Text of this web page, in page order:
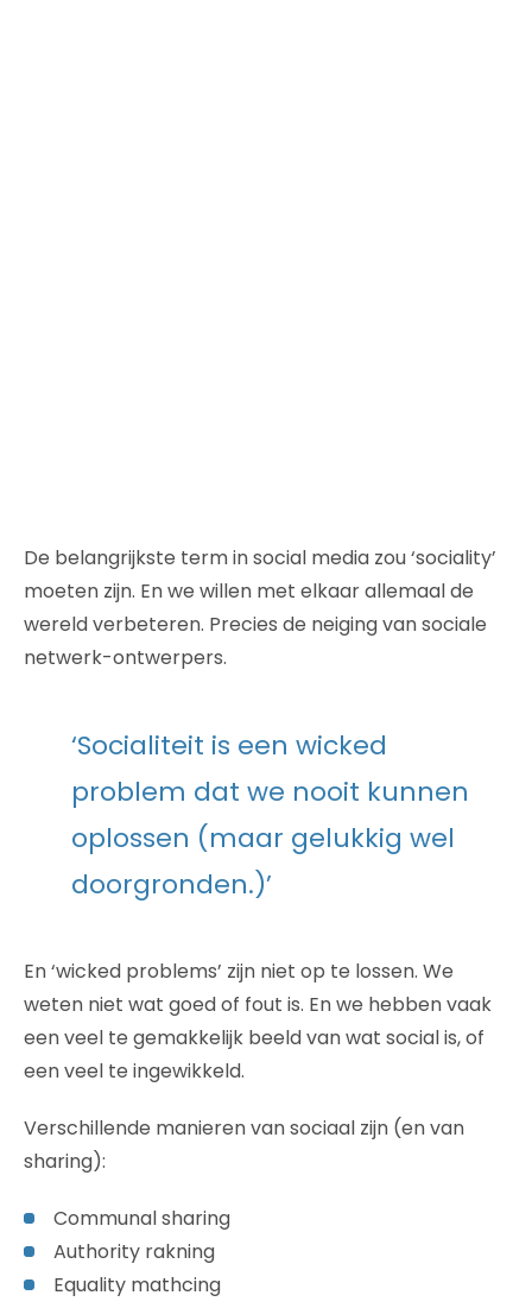
De belangrijkste term in social media zou ‘sociality’
moeten zijn. En we willen met elkaar allemaal de
wereld verbeteren. Precies de neiging van sociale
netwerk-ontwerpers.
‘Socialiteit is een wicked
problem dat we nooit kunnen
oplossen (maar gelukkig wel
doorgronden.)’
En ‘wicked problems’ zijn niet op te lossen. We
weten niet wat goed of fout is. En we hebben vaak
een veel te gemakkelijk beeld van wat social is, of
een veel te ingewikkeld.
Verschillende manieren van sociaal zijn (en van
sharing):
Communal sharing
Authority rakning
Equality mathcing